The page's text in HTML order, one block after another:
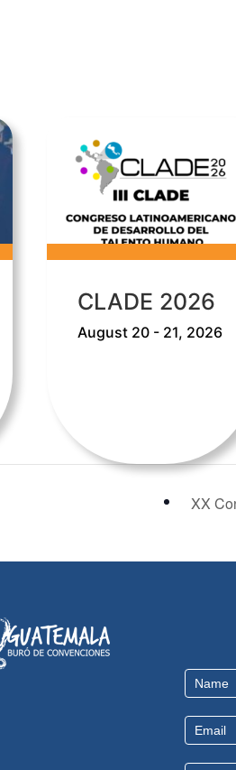
CLADE 2026
August 20 - 21, 2026
XX
Contact
Us
EN